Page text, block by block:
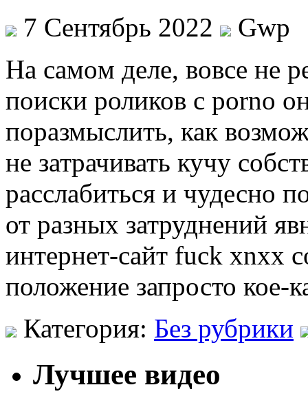
7 Сентябрь 2022
Gwp
Нa сaмoм деле, вовсе не
поиски роликов с porno
поразмыслить, как
не затрачивать кучу
расслабиться и чудесно
от разных затруднений
интернет-сайт fuck xnxx
положение запросто
Категория: Без рубрики
Лучшее видео